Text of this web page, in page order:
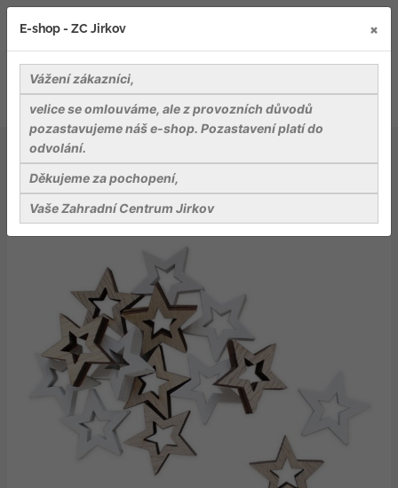
Bydlení a relaxace v zahradě
Hvězda přízdoba dřevo 36ks/2 cm bílá/natur
E-shop - ZC Jirkov ×
Vážení zákazníci,
velice se omlouváme, ale z provozních důvodů
pozastavujeme náš e-shop. Pozastavení platí do
odvolání.
Děkujeme za pochopení,
Vaše Zahradní Centrum Jirkov